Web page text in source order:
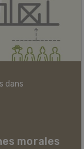
dans
morales